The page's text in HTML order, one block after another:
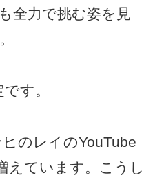
全力で挑む姿を見
す。
のレイのYouTube
えています。こうし